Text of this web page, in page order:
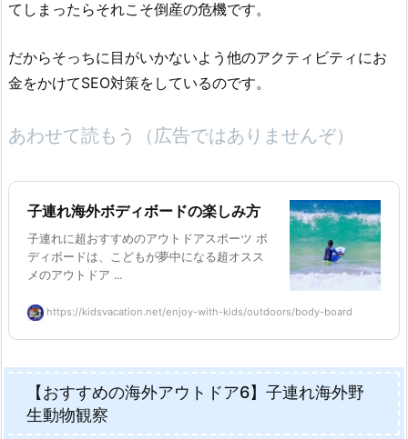
てしまったらそれこそ倒産の危機です。
だからそっちに目がいかないよう他のアクティビティにお
金をかけてSEO対策をしているのです。
あわせて読もう（広告ではありませんぞ）
子連れ海外ボディボードの楽しみ方
子連れに超おすすめのアウトドアスポーツ ボ
ディボードは、こどもが夢中になる超オスス
メのアウトドア ...
https://kidsvacation.net/enjoy-with-kids/outdoors/body-board
【おすすめの海外アウトドア6】子連れ海外野
生動物観察